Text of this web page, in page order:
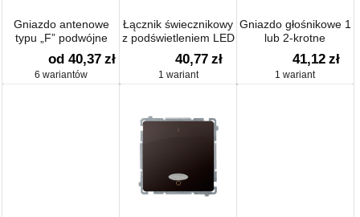
Gniazdo antenowe
typu „F” podwójne
od 40,37 zł
6 wariantów
Łącznik świecznikowy
z podświetleniem LED
nie wymienialny
40,77 zł
1 wariant
Gniazdo głośnikowe 1
lub 2-krotne
41,12 zł
1 wariant